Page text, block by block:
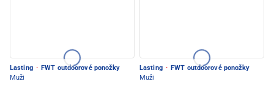
Lasting · FWT outdoorové ponožky
Muži
Lasting · FWT outdoorové ponožky
Muži